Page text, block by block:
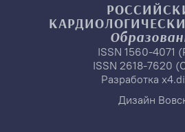
ISSN 1560-4071
ISSN 2618-7620
Разработка
Дизайн